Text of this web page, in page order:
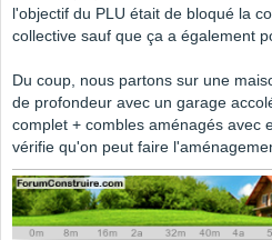
l'objectif du PLU était de bloqué la
collective sauf que ça a également
Du coup, nous partons sur une
de profondeur avec un garage
complet + combles aménagés avec
vérifie qu'on peut faire